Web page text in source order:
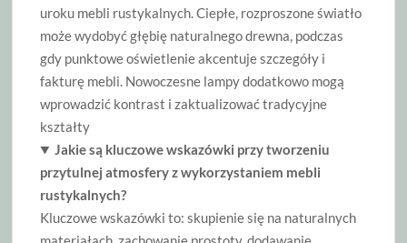
uroku mebli rustykalnych. Ciepłe, rozproszone światło
może wydobyć głębię naturalnego drewna, podczas
gdy punktowe oświetlenie akcentuje szczegóły i
fakturę mebli. Nowoczesne lampy dodatkowo mogą
wprowadzić kontrast i zaktualizować tradycyjne
kształty
Jakie są kluczowe wskazówki przy tworzeniu
przytulnej atmosfery z wykorzystaniem mebli
rustykalnych?
Kluczowe wskazówki to: skupienie się na naturalnych